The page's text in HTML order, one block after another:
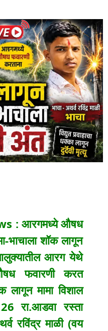
: आरगमध्ये औषध
भाचाला शॉक लागून
आरग येथे
फवारणी करत
लागून मामा विशाल
रा.आडवा रस्ता
रविंद्र माळी (वय